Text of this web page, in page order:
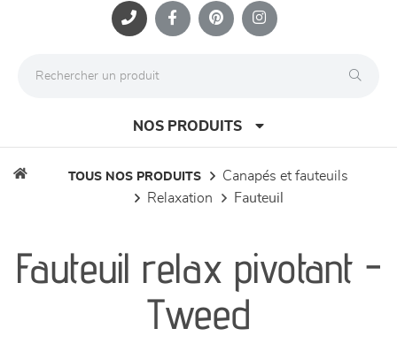
NOS PRODUITS
séjours
meubles de complément
TOUS NOS PRODUITS
canapés et fauteuils
relaxation
fauteuil
Fauteuil relax pivotant -
Tweed